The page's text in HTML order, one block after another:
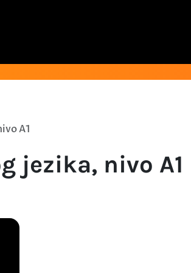
A1
jezika, nivo A1